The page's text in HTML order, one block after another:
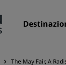
The May Fair, A